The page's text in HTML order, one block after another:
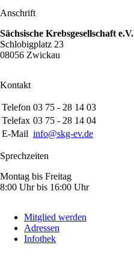
Anschrift
Sächsische Krebsgesellschaft e.V.
Schlobigplatz 23
08056 Zwickau
Kontakt
Telefon 03 75 - 28 14 03
Telefax 03 75 - 28 14 04
E-Mail info@skg-ev.de
Sprechzeiten
Montag bis Freitag
8:00 Uhr bis 16:00 Uhr
Mitglied werden
Adressen
Infothek